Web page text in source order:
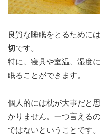
良質な睡眠をとるためには
切 です。
特に、寝具や室温、湿度
眠ることができます。
個人的には枕が大事だと
かりません。一つ言える
ではないということです。